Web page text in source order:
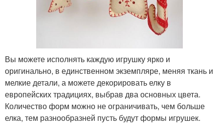
Вы можете исполнять каждую игрушку ярко и
оригинально, в единственном экземпляре, меняя ткань и
мелкие детали, а можете декорировать елку в
европейских традициях, выбрав два основных цвета.
Количество форм можно не ограничивать, чем больше
елка, тем разнообразней пусть будут формы игрушек.